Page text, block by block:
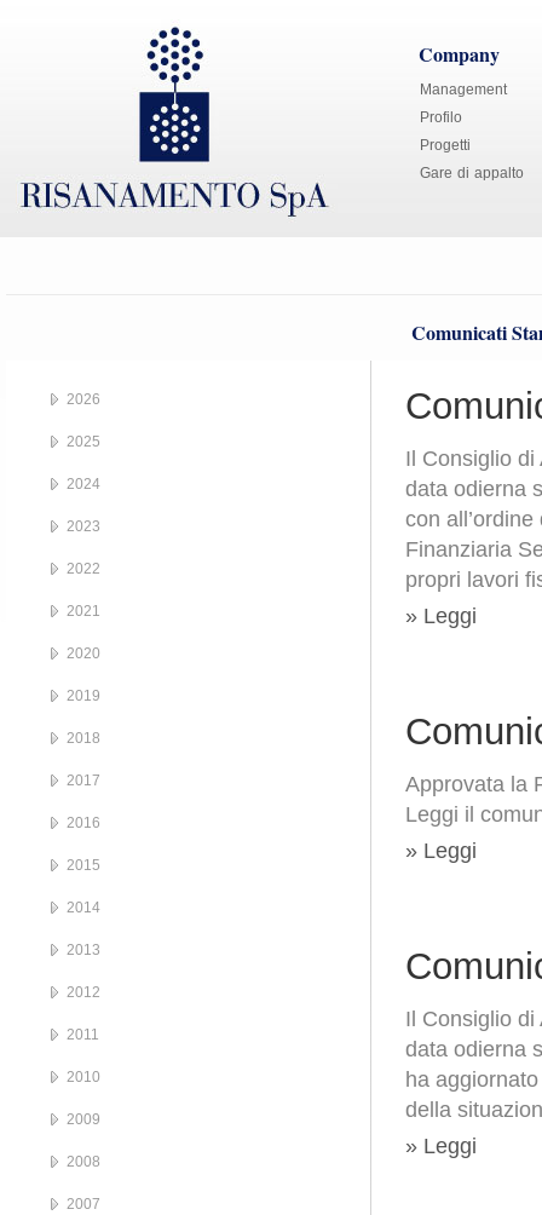
Company
Management
Profilo
Progetti
Gare di appalto
Comunicati
Il Consiglio
data odierna
con
Finanziaria
propri lavori
» Leggi
Approvata la
Leggi il
» Leggi
Il Consiglio
data odierna
ha
della
» Leggi
2026
2025
2024
2023
2022
2021
2020
2019
2018
2017
2016
2015
2014
2013
2012
2011
2010
2009
2008
2007